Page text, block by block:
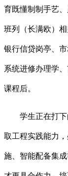
育既懂制制手艺
班列（长满欧）
银行信贷岗亭、
系统进修办理学
课程后。
学生正在打下
取工程实践能力
施、智能配备集